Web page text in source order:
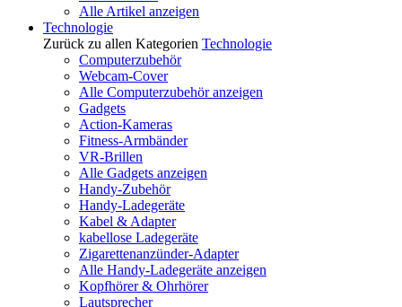
Alle Artikel anzeigen
Technologie
Zurück zu allen Kategorien Technologie
Computerzubehör
Webcam-Cover
Alle Computerzubehör anzeigen
Gadgets
Action-Kameras
Fitness-Armbänder
VR-Brillen
Alle Gadgets anzeigen
Handy-Zubehör
Handy-Ladegeräte
Kabel & Adapter
kabellose Ladegeräte
Zigarettenanzünder-Adapter
Alle Handy-Ladegeräte anzeigen
Kopfhörer & Ohrhörer
Lautsprecher